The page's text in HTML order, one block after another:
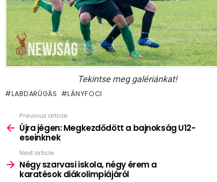
Tekintse meg galériánkat!
LABDARÚGÁS LÁNYFOCI
more
Previous article
Újra jégen: Megkezdődött a bajnokság U12-
eseinknek
Next article
Négy szarvasi iskola, négy érem a
karatésok diákolimpiájáról